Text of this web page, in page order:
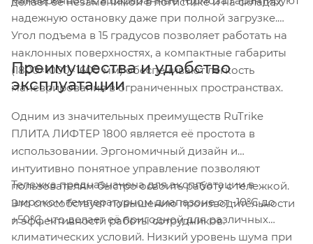
надежную остановку даже при полной загрузке.
Угол подъема в 15 градусов позволяет работать на
наклонных поверхностях, а компактные габариты
(1800×1000×1600 мм) обеспечивают легкость
маневрирования в ограниченных пространствах.
Преимущества и удобство
эксплуатации
Одним из значительных преимуществ RuTrike
ПЛИТА ЛИФТЕР 1800 является её простота в
использовании. Эргономичный дизайн и
интуитивно понятное управление позволяют
пользователям быстро освоить работу с тележкой.
Это способствует повышению производительности
и эффективности работы сотрудников.
Тележка предназначена для эксплуатации в
широком температурном диапазоне от -10°C до
+50°C, что делает её пригодной для различных
климатических условий. Низкий уровень шума при